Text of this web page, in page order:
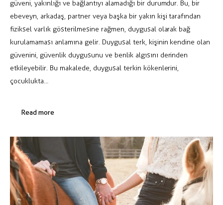
güveni, yakınlığı ve bağlantıyı alamadığı bir durumdur. Bu, bir
ebeveyn, arkadaş, partner veya başka bir yakın kişi tarafından
fiziksel varlık gösterilmesine rağmen, duygusal olarak bağ
kurulamaması anlamına gelir. Duygusal terk, kişinin kendine olan
güvenini, güvenlik duygusunu ve benlik algısını derinden
etkileyebilir. Bu makalede, duygusal terkin kökenlerini,
çocuklukta…
Read more